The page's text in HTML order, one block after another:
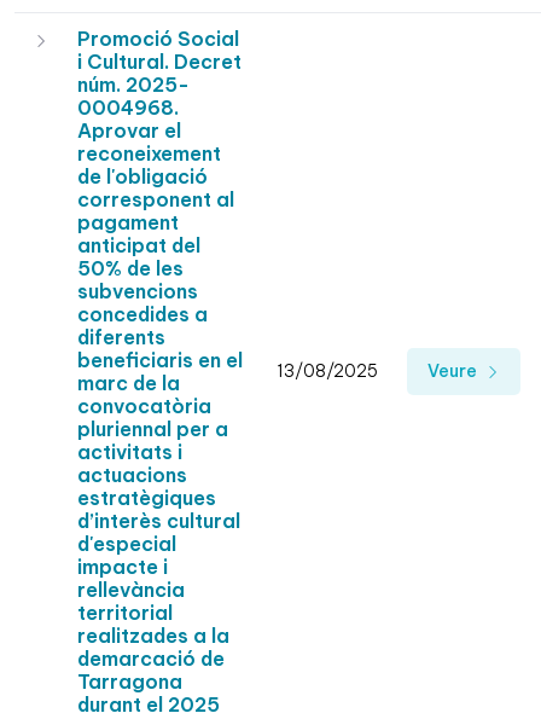
Promoció Social
i Cultural. Decret
núm. 2025-
0004968.
Aprovar el
reconeixement
de l'obligació
corresponent al
pagament
anticipat del
50% de les
subvencions
concedides a
diferents
beneficiaris en el
marc de la
convocatòria
pluriennal per a
activitats i
actuacions
estratègiques
d’interès cultural
d'especial
impacte i
rellevància
territorial
realitzades a la
demarcació de
Tarragona
durant el 2025
13/08/2025 Veure